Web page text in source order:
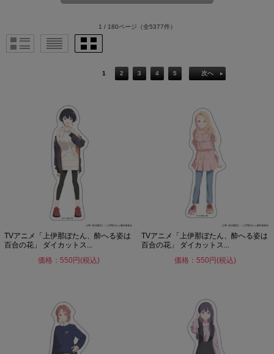
1 / 180ページ （全5377件）
1 2 3 4 5 次へ
TVアニメ「上伊那ぼたん、酔へる姿は
百合の花」 ダイカットス...
価格：550円(税込)
TVアニメ「上伊那ぼたん、酔へる姿は
百合の花」 ダイカットス...
価格：550円(税込)